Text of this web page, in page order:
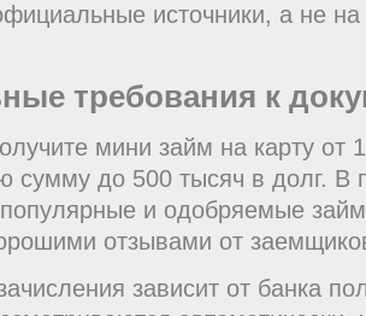
источники, а не
требования к
мини займ на карту от
сумму до 500 тысяч в долг. В
и одобряемые
отзывами от
зависит от банка